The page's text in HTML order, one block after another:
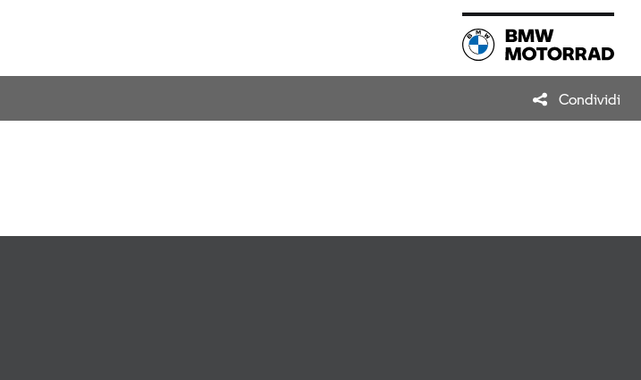
Condividi